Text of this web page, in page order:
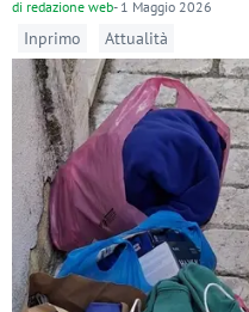
di redazione web- 1 Maggio 2026
Inprimo Attualità